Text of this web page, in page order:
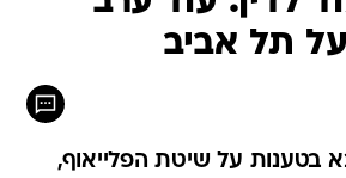
תל אביב
בטענות על שיטת הפלייאוף,